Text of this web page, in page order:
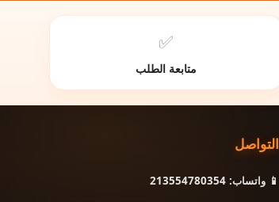
✅
متابعة الطلب
التواصل
📱 واتساب: 213554780354